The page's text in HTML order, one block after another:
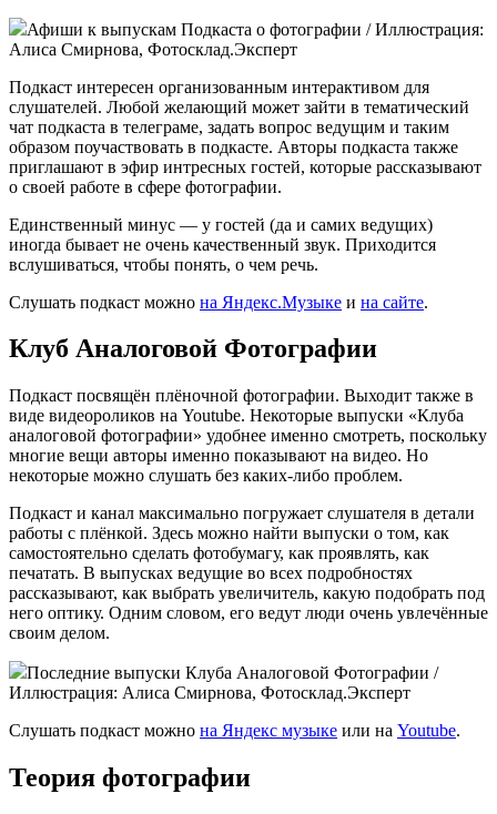
Афиши к выпускам Подкаста о фотографии / Иллюстрация:
Алиса Смирнова, Фотосклад.Эксперт
Подкаст интересен организованным интерактивом для
слушателей. Любой желающий может зайти в тематический
чат подкаста в телеграме, задать вопрос ведущим и таким
образом поучаствовать в подкасте. Авторы подкаста также
приглашают в эфир интресных гостей, которые рассказывают
о своей работе в сфере фотографии.
Единственный минус — у гостей (да и самих ведущих)
иногда бывает не очень качественный звук. Приходится
вслушиваться, чтобы понять, о чем речь.
Слушать подкаст можно на Яндекс.Музыке и на сайте.
Клуб Аналоговой Фотографии
Подкаст посвящён плёночной фотографии. Выходит также в
виде видеороликов на Youtube. Некоторые выпуски «Клуба
аналоговой фотографии» удобнее именно смотреть, поскольку
многие вещи авторы именно показывают на видео. Но
некоторые можно слушать без каких-либо проблем.
Подкаст и канал максимально погружает слушателя в детали
работы с плёнкой. Здесь можно найти выпуски о том, как
самостоятельно сделать фотобумагу, как проявлять, как
печатать. В выпусках ведущие во всех подробностях
рассказывают, как выбрать увеличитель, какую подобрать под
него оптику. Одним словом, его ведут люди очень увлечённые
своим делом.
Последние выпуски Клуба Аналоговой Фотографии /
Иллюстрация: Алиса Смирнова, Фотосклад.Эксперт
Слушать подкаст можно на Яндекс музыке или на Youtube.
Теория фотографии